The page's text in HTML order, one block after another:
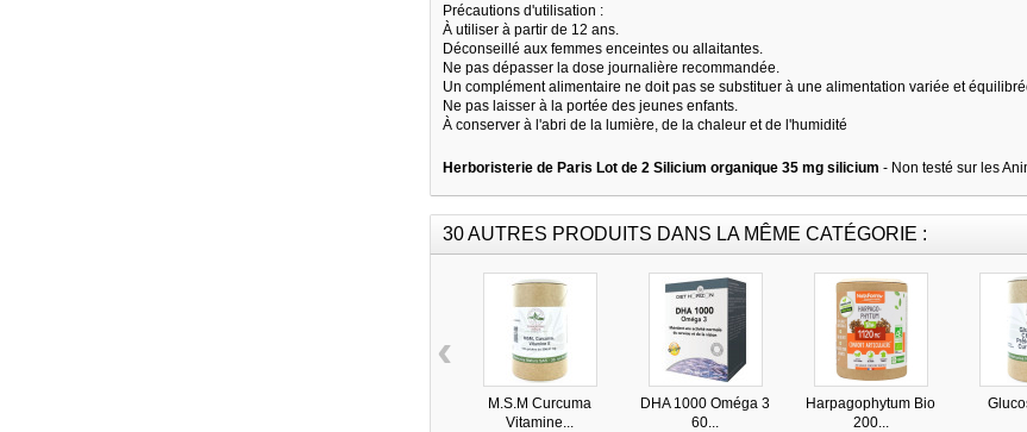
Précautions d'utilisation :
À utiliser à partir de 12 ans.
Déconseillé aux femmes enceintes ou allaitantes.
Ne pas dépasser la dose journalière recommandée.
Un complément alimentaire ne doit pas se substituer à une alimentation variée et
Ne pas laisser à la portée des jeunes enfants.
À conserver à l'abri de la lumière, de la chaleur et de l'humidité
Herboristerie de Paris Lot de 2 Silicium organique 35 mg silicium - Non testé sur les
30 AUTRES PRODUITS DANS LA MÊME CATÉGORIE :
M.S.M Curcuma
Vitamine...
DHA 1000 Oméga 3
60...
Harpagophytum Bio
200...
‹